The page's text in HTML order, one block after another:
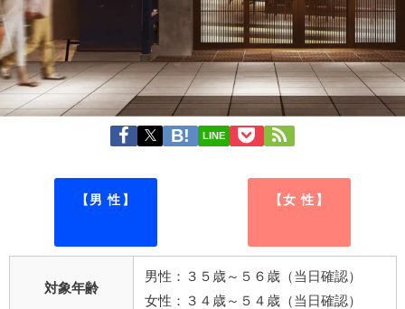
LINE
【男 性】 【女 性】
対象年齢
男性：３５歳～５６歳（当日確認）
女性：３４歳～５４歳（当日確認）